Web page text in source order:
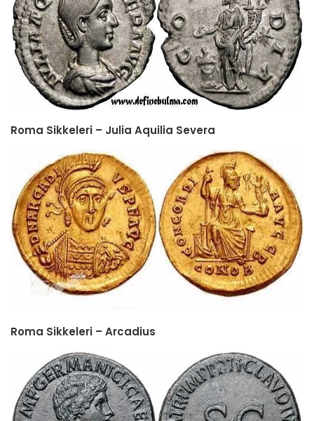
Roma Sikkeleri – Julia Aquilia Severa
Roma Sikkeleri – Arcadius